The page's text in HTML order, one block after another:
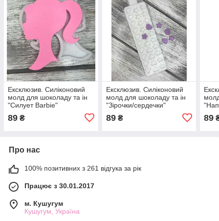
Ексклюзив. Силіконовий
молд для шоколаду та ін
"Силует Barbie"
89 ₴
Ексклюзив. Силіконовий
молд для шоколаду та ін
"Зірочки/сердечки"
89₴ 89
Про нас
100% позитивних з 261 відгука за рік
Працює з 30.01.2017
м. Кушугум
Кушугум, Україна